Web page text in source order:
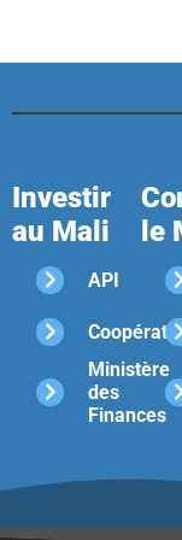
Investir
au Mali
API
Ministère
des
Finances
le